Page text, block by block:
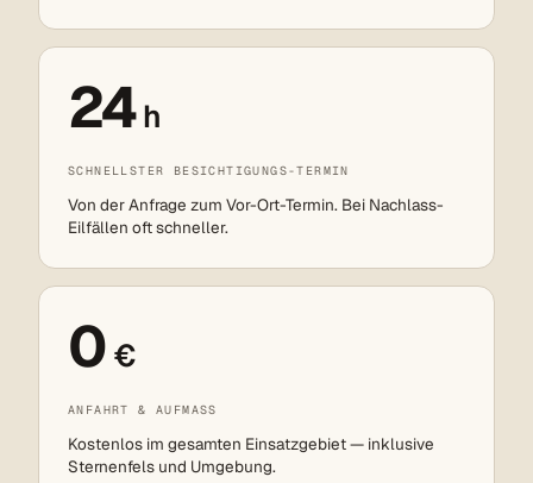
24h
SCHNELLSTER BESICHTIGUNGS-TERMIN
Von der Anfrage zum Vor-Ort-Termin. Bei Nachlass-
Eilfällen oft schneller.
0 €
ANFAHRT & AUFMASS
Kostenlos im gesamten Einsatzgebiet — inklusive
Sternenfels und Umgebung.